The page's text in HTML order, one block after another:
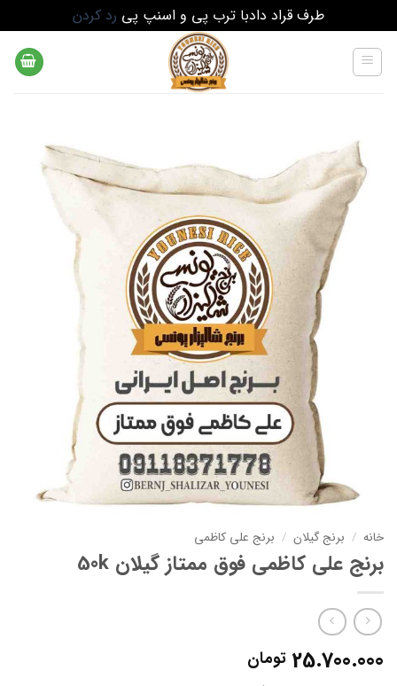
طرف قراد دادبا ترب پی و اسنپ پی رد کردن
خانه / برنج گیلان / برنج علی کاظمی
برنج علی کاظمی فوق ممتاز گیلان 50k
25.700.000 تومان